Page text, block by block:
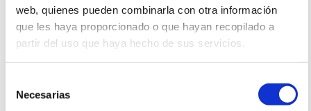
web, quienes pueden combinarla con otra información
que les haya proporcionado o que hayan recopilado a
partir del uso que haya hecho de sus servicios.
Necesarias